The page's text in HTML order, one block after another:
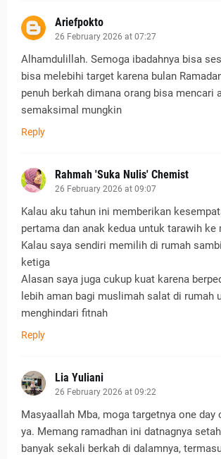
Ariefpokto
26 February 2026 at 07:27
Alhamdulillah. Semoga ibadahnya bisa
bisa melebihi target karena bulan
penuh berkah dimana orang bisa mencari
semaksimal mungkin
Reply
Rahmah 'Suka Nulis' Chemist
26 February 2026 at 09:07
Kalau aku tahun ini memberikan
pertama dan anak kedua untuk tarawih ke
Kalau saya sendiri memilih di rumah
ketiga
Alasan saya juga cukup kuat karena
lebih aman bagi muslimah salat di rumah
menghindari fitnah
Reply
Lia Yuliani
26 February 2026 at 09:22
Masyaallah Mba, moga targetnya one day
ya. Memang ramadhan ini datnagnya
banyak sekali berkah di dalamnya,